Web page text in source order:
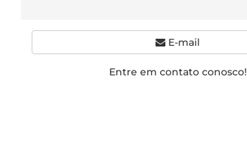
E-mail
Entre em contato conosco!